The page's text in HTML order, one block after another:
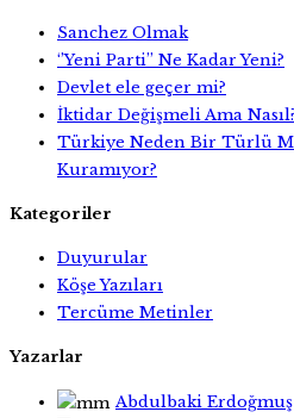
Sanchez Olmak
‘’Yeni Parti’’ Ne Kadar Yeni?
Devlet ele geçer mi?
İktidar Değişmeli Ama
Türkiye Neden Bir Türlü
Kuramıyor?
Kategoriler
Duyurular
Köşe Yazıları
Tercüme Metinler
Yazarlar
Abdulbaki Erdoğmuş